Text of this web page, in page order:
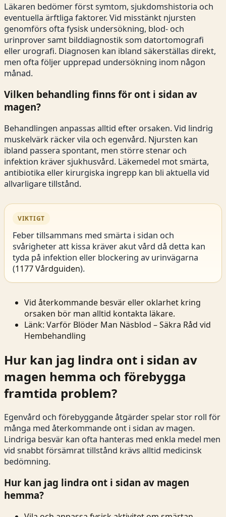
Läkaren bedömer först symtom, sjukdomshistoria och
eventuella ärftliga faktorer. Vid misstänkt njursten
genomförs ofta fysisk undersökning, blod- och
urinprover samt bilddiagnostik som datortomografi
eller urografi. Diagnosen kan ibland säkerställas direkt,
men ofta följer upprepad undersökning inom någon
månad.
Vilken behandling finns för ont i sidan av
magen?
Behandlingen anpassas alltid efter orsaken. Vid lindrig
muskelvärk räcker vila och egenvård. Njursten kan
ibland passera spontant, men större stenar och
infektion kräver sjukhusvård. Läkemedel mot smärta,
antibiotika eller kirurgiska ingrepp kan bli aktuella vid
allvarligare tillstånd.
VIKTIGT
Feber tillsammans med smärta i sidan och
svårigheter att kissa kräver akut vård då detta kan
tyda på infektion eller blockering av urinvägarna
(1177 Vårdguiden).
Vid återkommande besvär eller oklarhet kring
orsaken bör man alltid kontakta läkare.
Länk: Varför Blöder Man Näsblod – Säkra Råd vid
Hembehandling
Hur kan jag lindra ont i sidan av
magen hemma och förebygga
framtida problem?
Egenvård och förebyggande åtgärder spelar stor roll för
många med återkommande ont i sidan av magen.
Lindriga besvär kan ofta hanteras med enkla medel men
vid snabbt försämrat tillstånd krävs alltid medicinsk
bedömning.
Hur kan jag lindra ont i sidan av magen
hemma?